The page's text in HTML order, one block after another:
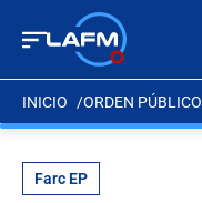
INICIO ORDEN PÚBLICO
Farc EP